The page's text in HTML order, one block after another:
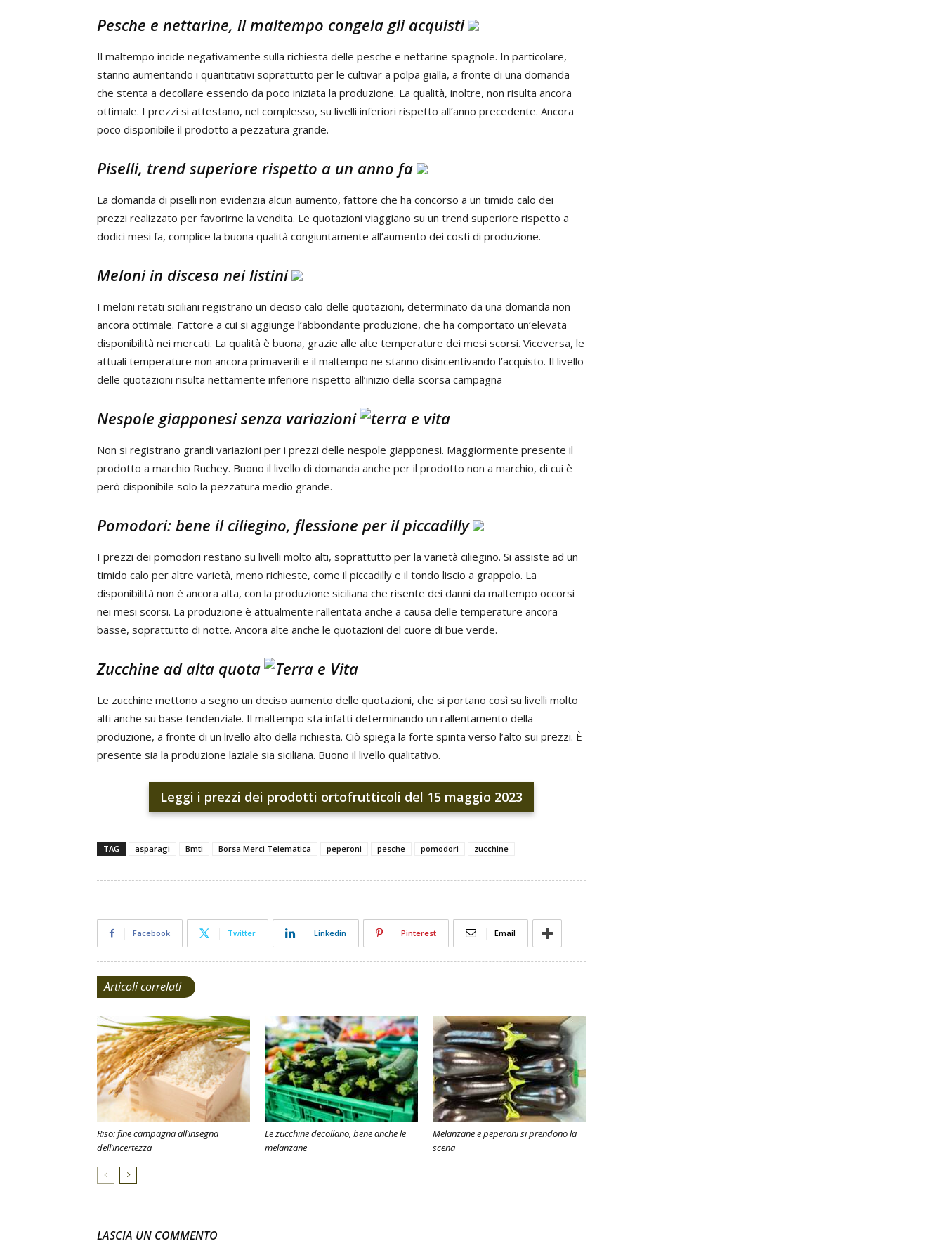
Pesche e nettarine, il maltempo congela gli acquisti
Il maltempo incide negativamente sulla richiesta delle pesche e nettarine spagnole. In particolare,
stanno aumentando i quantitativi soprattutto per le cultivar a polpa gialla, a fronte di una domanda
che stenta a decollare essendo da poco iniziata la produzione. La qualità, inoltre, non risulta ancora
ottimale. I prezzi si attestano, nel complesso, su livelli inferiori rispetto all’anno precedente. Ancora
poco disponibile il prodotto a pezzatura grande.
Piselli, trend superiore rispetto a un anno fa
La domanda di piselli non evidenzia alcun aumento, fattore che ha concorso a un timido calo dei
prezzi realizzato per favorirne la vendita. Le quotazioni viaggiano su un trend superiore rispetto a
dodici mesi fa, complice la buona qualità congiuntamente all’aumento dei costi di produzione.
Meloni in discesa nei listini
I meloni retati siciliani registrano un deciso calo delle quotazioni, determinato da una domanda non
ancora ottimale. Fattore a cui si aggiunge l’abbondante produzione, che ha comportato un’elevata
disponibilità nei mercati. La qualità è buona, grazie alle alte temperature dei mesi scorsi. Viceversa, le
attuali temperature non ancora primaverili e il maltempo ne stanno disincentivando l’acquisto. Il livello
delle quotazioni risulta nettamente inferiore rispetto all’inizio della scorsa campagna
Nespole giapponesi senza variazioni
Non si registrano grandi variazioni per i prezzi delle nespole giapponesi. Maggiormente presente il
prodotto a marchio Ruchey. Buono il livello di domanda anche per il prodotto non a marchio, di cui è
però disponibile solo la pezzatura medio grande.
Pomodori: bene il ciliegino, flessione per il piccadilly
I prezzi dei pomodori restano su livelli molto alti, soprattutto per la varietà ciliegino. Si assiste ad un
timido calo per altre varietà, meno richieste, come il piccadilly e il tondo liscio a grappolo. La
disponibilità non è ancora alta, con la produzione siciliana che risente dei danni da maltempo occorsi
nei mesi scorsi. La produzione è attualmente rallentata anche a causa delle temperature ancora
basse, soprattutto di notte. Ancora alte anche le quotazioni del cuore di bue verde.
Zucchine ad alta quota
Le zucchine mettono a segno un deciso aumento delle quotazioni, che si portano così su livelli molto
alti anche su base tendenziale. Il maltempo sta infatti determinando un rallentamento della
produzione, a fronte di un livello alto della richiesta. Ciò spiega la forte spinta verso l’alto sui prezzi. È
presente sia la produzione laziale sia siciliana. Buono il livello qualitativo.
Leggi i prezzi dei prodotti ortofrutticoli del 15 maggio 2023
TAG asparagi Bmti Borsa Merci Telematica peperoni pesche pomodori zucchine
Facebook Twitter Linkedin Pinterest Email
Articoli correlati
Riso: fine campagna all’insegna
dell’incertezza
Le zucchine decollano, bene anche le
melanzane
Melanzane e peperoni si prendono la
scena
LASCIA UN COMMENTO